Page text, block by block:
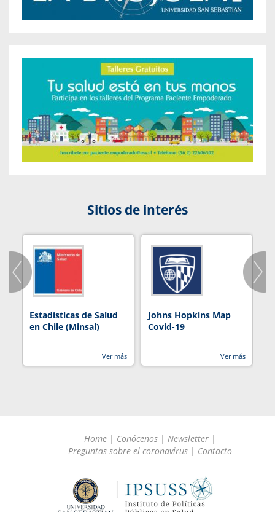
Sitios de interés
Estadísticas de Salud
en Chile (Minsal)
Ver más
Johns Hopkins Map
Covid-19
Ver más
Home | Conócenos | Newsletter |
Preguntas sobre el coronavirus | Contacto